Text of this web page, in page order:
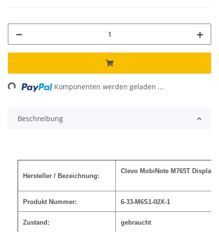
Komponenten werden geladen ...
Beschreibung
Hersteller / Bezeichnung:
Clevo MobiNote M765T
Produkt Nummer: 6-33-M6S1-02X-1
Zustand: gebraucht